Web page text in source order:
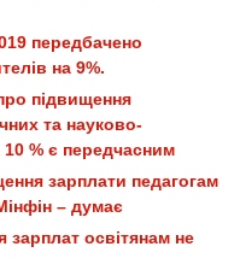
передбачено
на 9%.
підвищення
та науково-
10 % є передчасним
зарплати педагогам
– думає
зарплат освітянам не